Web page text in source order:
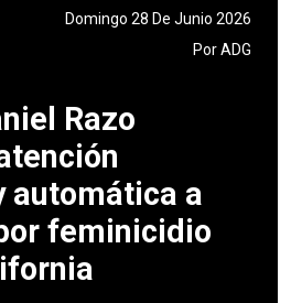
Domingo 28 De Junio 2026
PorADG
Razo
automática a
feminicidio